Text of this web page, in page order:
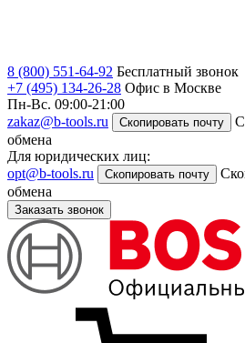
8 (800) 551-64-92 Бесплатный звонок
+7 (495) 134-26-28 Офис в Москве
Пн-Вс. 09:00-21:00
zakaz@b-tools.ru
Скопировать почту
обмена
Для юридических лиц:
opt@b-tools.ru
Скопировать почту
обмена
Заказать звонок